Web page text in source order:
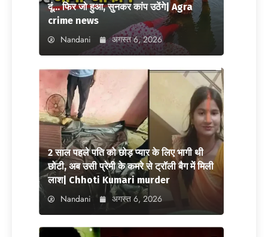
दूं… फिर जो हुआ, सुनकर कांप उठेंगे| Agra
crime news
Nandani अगस्त 6, 2026
2 साल पहले पति को छोड़ प्यार के लिए भागी थी
छोटी, अब उसी प्रेमी के कमरे से ट्रॉली बैग में मिली
लाश| Chhoti Kumari murder
Nandani अगस्त 6, 2026